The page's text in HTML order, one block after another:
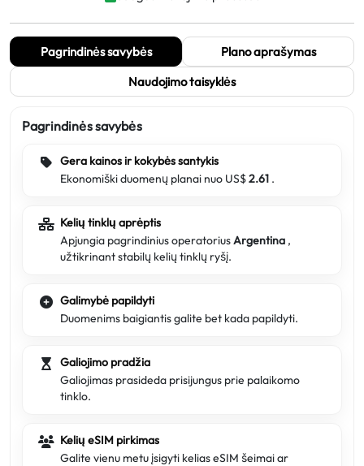
Pagrindinės savybės
Plano aprašymas
Naudojimo taisyklės
Pagrindinės savybės
Gera kainos ir kokybės santykis
Ekonomiški duomenų planai nuo US$2.61 .
Kelių tinklų aprėptis
Apjungia pagrindinius operatoriusArgentina ,
užtikrinant stabilų kelių tinklų ryšį.
Galimybė papildyti
Duomenims baigiantis galite bet kada papildyti.
Galiojimo pradžia
Galiojimas prasideda prisijungus prie palaikomo
tinklo.
Kelių eSIM pirkimas
Galite vienu metu įsigyti kelias eSIM šeimai ar